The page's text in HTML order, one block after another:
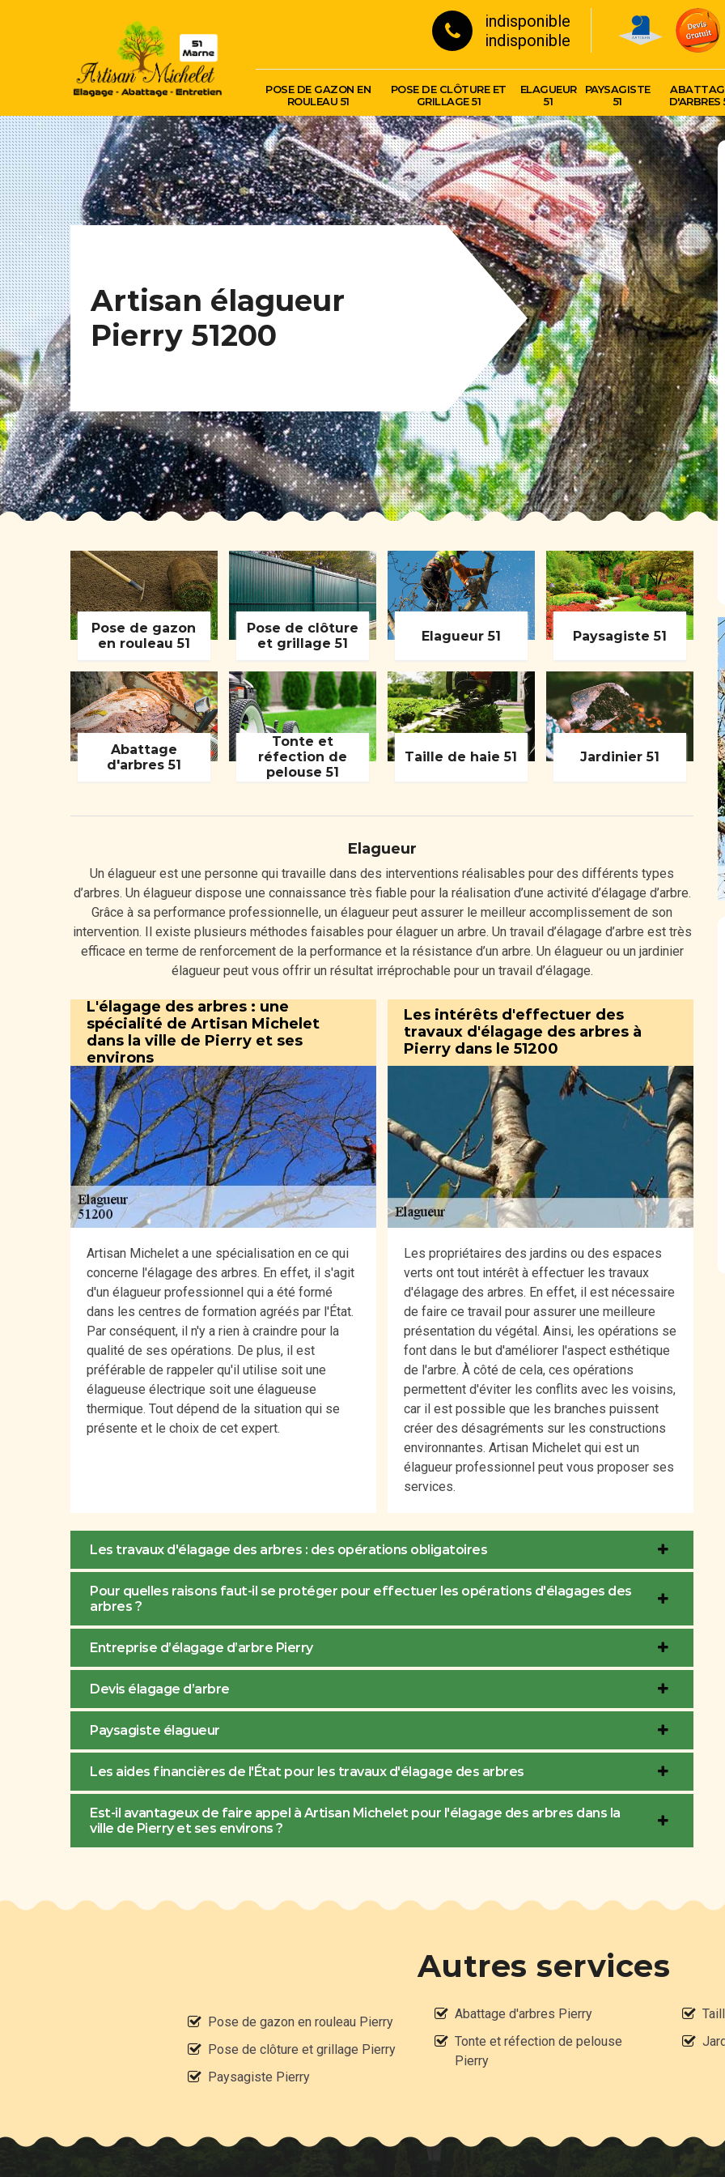
indisponible
indisponible
POSE DE GAZON EN
ROULEAU 51
POSE DE CLÔTURE ET
GRILLAGE 51
ELAGUEUR
51
PAYSAGISTE
51
D'ARBRES
Artisan élagueur
Pierry 51200
Pose de gazon
en rouleau 51
Pose de clôture
et grillage 51
Elagueur 51 Paysagiste 51
Abattage
d'arbres 51
Tonte et
réfection de
pelouse 51
Taille de haie 51 Jardinier 51
Elagueur
Un élagueur est une personne qui travaille dans des interventions réalisables pour des différents types
d’arbres. Un élagueur dispose une connaissance très fiable pour la réalisation d’une activité d’élagage d’arbre.
Grâce à sa performance professionnelle, un élagueur peut assurer le meilleur accomplissement de son
intervention. Il existe plusieurs méthodes faisables pour élaguer un arbre. Un travail d’élagage d’arbre est très
efficace en terme de renforcement de la performance et la résistance d’un arbre. Un élagueur ou un jardinier
élagueur peut vous offrir un résultat irréprochable pour un travail d’élagage.
L'élagage des arbres : une
spécialité de Artisan Michelet
dans la ville de Pierry et ses
environs
Artisan Michelet a une spécialisation en ce qui
concerne l'élagage des arbres. En effet, il s'agit
d'un élagueur professionnel qui a été formé
dans les centres de formation agréés par l'État.
Par conséquent, il n'y a rien à craindre pour la
qualité de ses opérations. De plus, il est
préférable de rappeler qu'il utilise soit une
élagueuse électrique soit une élagueuse
thermique. Tout dépend de la situation qui se
présente et le choix de cet expert.
Les intérêts d'effectuer des
travaux d'élagage des arbres à
Pierry dans le 51200
Les propriétaires des jardins ou des espaces
verts ont tout intérêt à effectuer les travaux
d'élagage des arbres. En effet, il est nécessaire
de faire ce travail pour assurer une meilleure
présentation du végétal. Ainsi, les opérations se
font dans le but d'améliorer l'aspect esthétique
de l'arbre. À côté de cela, ces opérations
permettent d'éviter les conflits avec les voisins,
car il est possible que les branches puissent
créer des désagréments sur les constructions
environnantes. Artisan Michelet qui est un
élagueur professionnel peut vous proposer ses
services.
Les travaux d'élagage des arbres : des opérations obligatoires
Pour quelles raisons faut-il se protéger pour effectuer les opérations d'élagages des
arbres ?
Entreprise d’élagage d’arbre Pierry
Devis élagage d’arbre
Paysagiste élagueur
Les aides financières de l'État pour les travaux d'élagage des arbres
Est-il avantageux de faire appel à Artisan Michelet pour l'élagage des arbres dans la
ville de Pierry et ses environs ?
Autres services
Pose de gazon en rouleau Pierry
Pose de clôture et grillage Pierry
Paysagiste Pierry
Abattage d'arbres Pierry
Tonte et réfection de pelouse
Pierry